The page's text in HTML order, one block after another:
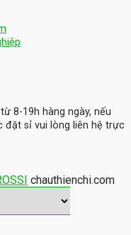
8-19h hàng ngày, nếu
đặt sỉ vui lòng liên hệ trực
chauthienchi.com